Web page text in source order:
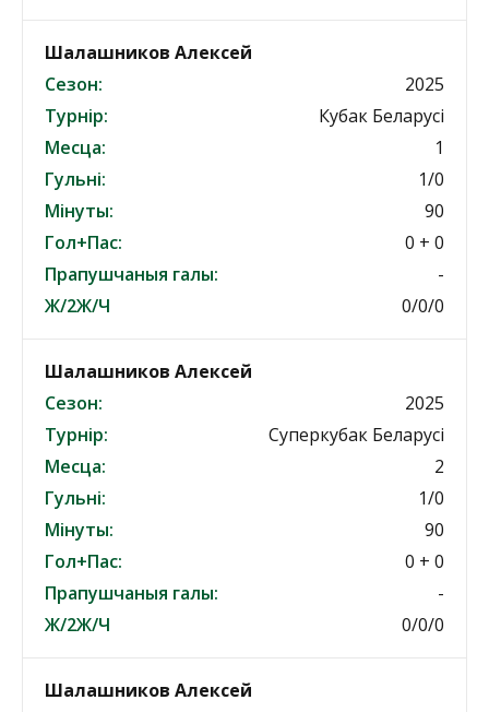
Шалашников Алексей
Сезон:
2025
Турнір:
Кубак Беларусі
Месца:
1
Гульні:
1/0
Мінуты:
90
Гол+Пас:
0 + 0
Прапушчаныя галы:
-
Ж/2Ж/Ч
0/0/0
Шалашников Алексей
Сезон:
2025
Турнір:
Суперкубак Беларусі
Месца:
2
Гульні:
1/0
Мінуты:
90
Гол+Пас:
0 + 0
Прапушчаныя галы:
-
Ж/2Ж/Ч
0/0/0
Шалашников Алексей